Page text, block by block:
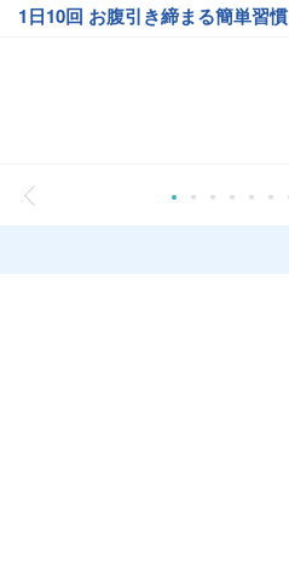
1日10回 お腹引き締まる簡単習慣